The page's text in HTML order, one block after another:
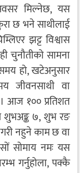
मिल्नेछ, यस
छ भने साथीलाई
झट्ट विश्वास
चुनौतीको सामना
हो, खटेअनुसार
जीवनसाथी वा
आज १०० प्रतिशत
शुभअङ्क ७, शुभ रङ
नहुने काम छ वा
सोमाय नमः यस
गर्नुहोला, पक्कै